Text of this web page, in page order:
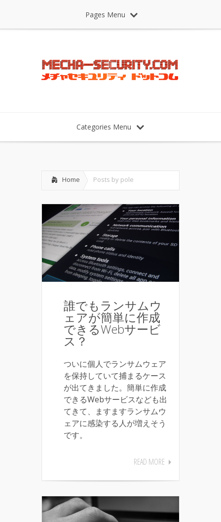
Pages Menu
Categories Menu
Home Posts by pole
誰でもランサムウ
ェアが簡単に作成
できるWebサービ
ス？
ついに個人でランサムウェア
を保持していて捕まるケース
が出てきました。簡単に作成
できるWebサービスなども出
てきて、ますますランサムウ
ェアに感染する人が増えそう
です。
READ MORE